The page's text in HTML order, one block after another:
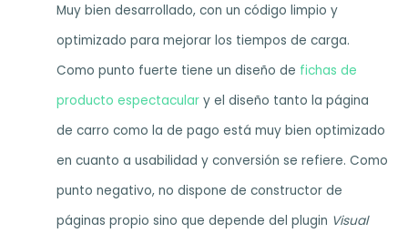
Muy bien desarrollado, con un código limpio y
optimizado para mejorar los tiempos de carga.
Como punto fuerte tiene un diseño de fichas de
producto espectacular y el diseño tanto la página
de carro como la de pago está muy bien optimizado
en cuanto a usabilidad y conversión se refiere. Como
punto negativo, no dispone de constructor de
páginas propio sino que depende del plugin Visual